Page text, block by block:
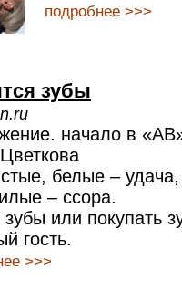
подробнее >>>
зубы
начало в
белые –
– ссора.
зубы или покупать
гость.
>>>